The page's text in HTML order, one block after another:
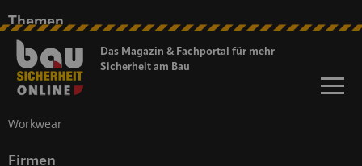
Das Magazin & Fachportal für mehr
Sicherheit am Bau
Themen
Persönlicher Schutz
Baustellen-Sicherheit
Fahrzeug-Sicherheit
Workwear
Firmen